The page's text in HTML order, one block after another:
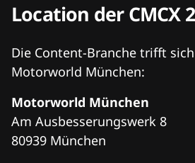
Location der CMCX
Die Content-Branche trifft
Motorworld München:
Motorworld München
Am Ausbesserungswerk 8
80939 München